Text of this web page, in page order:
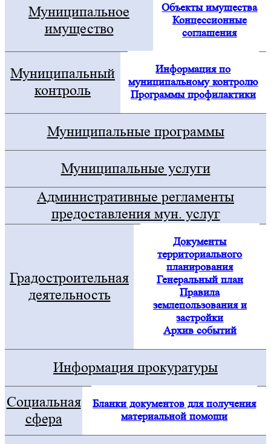
Муниципальное
имущество
Объекты имущества
Концессионные
соглашения
Муниципальный
контроль
Информация по
муниципальному контролю
Программы профилактики
Муниципальные программы
Муниципальные услуги
Административные регламенты
предоставления мун. услуг
Градостроительная
деятельность
Документы
территориального
планирования
Генеральный план
Правила
землепользования и
застройки
Архив событий
Информация прокуратуры
Социальная
сфера
Бланки документов для получения
материальной помощи